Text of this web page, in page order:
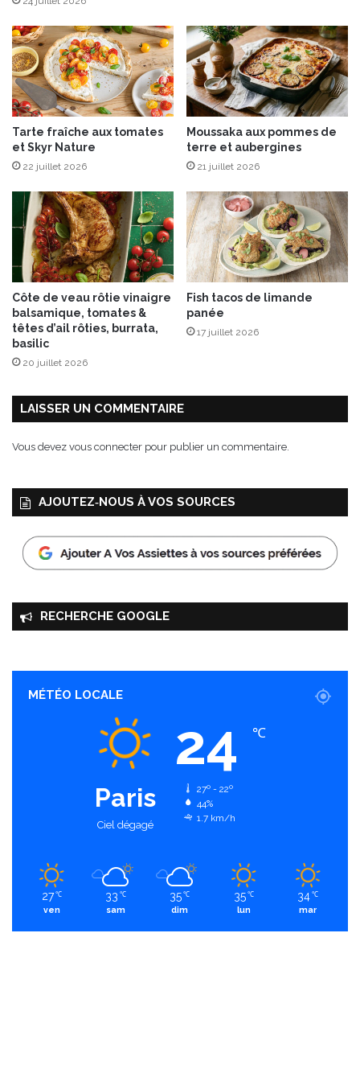
n
e
c
u
v
é
e
d
'
t
i
o
n
p
u
e
f
t
m
a
g
r
e
t
u
m
i
e
g
r
a
Tarte fraîche aux tomates
et Skyr Nature
22 juillet 2026
Moussaka aux pommes de
terre et aubergines
21 juillet 2026
Côte de veau rôtie vinaigre
balsamique, tomates &
têtes d’ail rôties, burrata,
basilic
20 juillet 2026
Fish tacos de limande
panée
17 juillet 2026
LAISSER UN COMMENTAIRE
Vous devez vous connecter pour publier un commentaire.
AJOUTEZ‑NOUS À VOS SOURCES
RECHERCHE GOOGLE
MÉTÉO LOCALE
Paris
Ciel dégagé
24 ℃
27º - 22º
44%
1.7 km/h
27 ℃
ven
33 ℃
sam
35 ℃
dim
35 ℃
lun
34 ℃
mar